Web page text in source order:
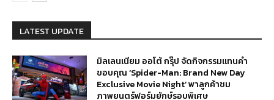
LATEST UPDATE
มิลเลนเนียม ออโต้ กรุ๊ป จัดกิจกรรมแทนคำ
ขอบคุณ ‘Spider-Man: Brand New Day
Exclusive Movie Night’ พาลูกค้าชม
ภาพยนตร์ฟอร์มยักษ์รอบพิเศษ